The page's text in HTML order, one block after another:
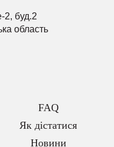
2, буд.2
область
FAQ
Як дістатися
Новини